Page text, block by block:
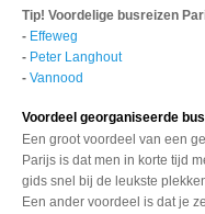
Tip! Voordelige busreizen
- Effeweg
- Peter Langhout
- Vannood
Voordeel georganiseerde
Een groot voordeel van een
Parijs is dat men in korte tijd
gids snel bij de leukste
Een ander voordeel is dat je